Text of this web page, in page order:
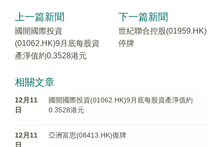
上一篇新聞
國開國際投資
(01062.HK)9月底每股資
產淨值約0.3528港元
下一篇新聞
世紀聯合控股(01959.HK)
停牌
相關文章
12月11
日
國開國際投資(01062.HK)9月底每股資產淨值約
0.3528港元
12月11
日
亞洲富思(08413.HK)復牌